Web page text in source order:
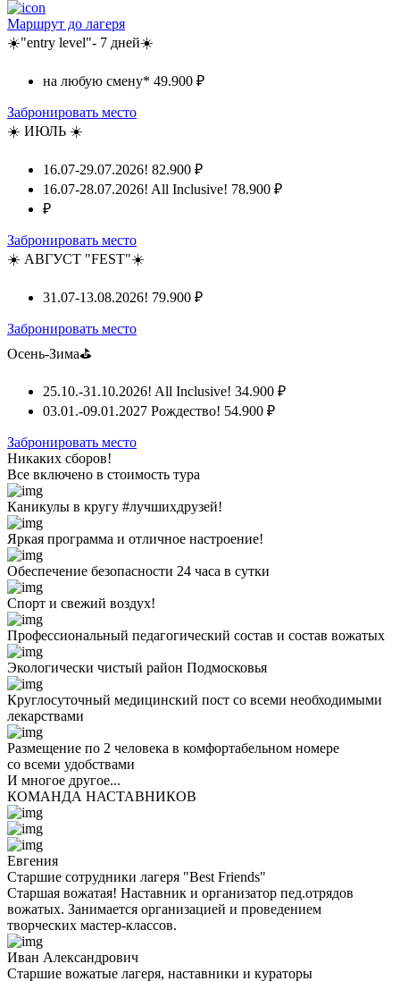
Маршрут до лагеря
☀️"entry level"- 7 дней☀️
на любую смену* 49.900 ₽
Забронировать место
☀️ ИЮЛЬ ☀️
16.07-29.07.2026! 82.900 ₽
16.07-28.07.2026! All Inclusive! 78.900 ₽
₽
Забронировать место
☀️ АВГУСТ "FEST"☀️
31.07-13.08.2026! 79.900 ₽
Забронировать место
Осень-Зима⛳
25.10.-31.10.2026! All Inclusive! 34.900 ₽
03.01.-09.01.2027 Рождество! 54.900 ₽
Забронировать место
Никаких сборов!
Все включено в стоимость тура
Каникулы в кругу #лучшихдрузей!
Яркая программа и отличное настроение!
Обеспечение безопасности 24 часа в сутки
Спорт и свежий воздух!
Профессиональный педагогический состав и состав вожатых
Экологически чистый район Подмосковья
Круглосуточный медицинский пост со всеми необходимыми
лекарствами
Размещение по 2 человека в комфортабельном номере
со всеми удобствами
И многое другое...
КОМАНДА НАСТАВНИКОВ
Евгения
Старшие сотрудники лагеря "Best Friends"
Старшая вожатая! Наставник и организатор пед.отрядов
вожатых. Занимается организацией и проведением
творческих мастер-классов.
Иван Александрович
Старшие вожатые лагеря, наставники и кураторы